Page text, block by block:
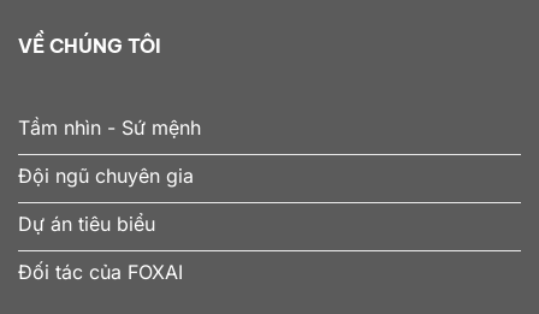
VỀ CHÚNG TÔI
Tầm nhìn - Sứ mệnh
Đội ngũ chuyên gia
Dự án tiêu biểu
Đối tác của FOXAI